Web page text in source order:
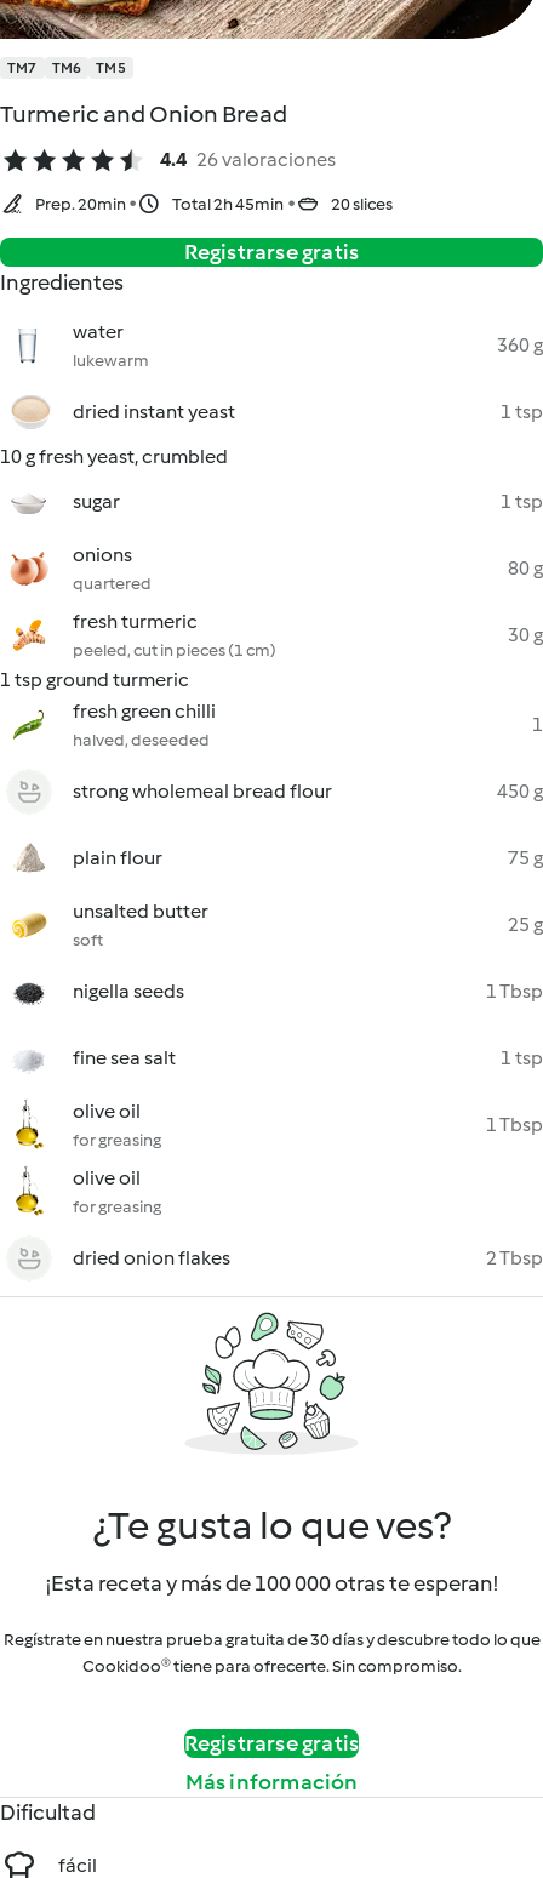
TM7 TM6 TM5
Turmeric and Onion Bread
4.4 26 valoraciones
Prep. 20min Total 2h 45min 20 slices
Registrarse gratis
Ingredientes
water
lukewarm
360 g
dried instant yeast
1 tsp
10 g fresh yeast, crumbled
sugar
1 tsp
onions
quartered
80 g
fresh turmeric
peeled, cut in pieces (1 cm)
30 g
1 tsp ground turmeric
fresh green chilli
halved, deseeded
1
strong wholemeal bread flour 450 g
plain flour 75 g
unsalted butter
soft
25 g
nigella seeds 1 Tbsp
fine sea salt 1 tsp
olive oil
for greasing
1 Tbsp
olive oil
for greasing
dried onion flakes 2 Tbsp
¿Te gusta lo que ves?
¡Esta receta y más de 100 000 otras te esperan!
Regístrate en nuestra prueba gratuita de 30 días y descubre todo lo que
Cookidoo® tiene para ofrecerte. Sin compromiso.
Registrarse gratis
Más información
Dificultad
fácil